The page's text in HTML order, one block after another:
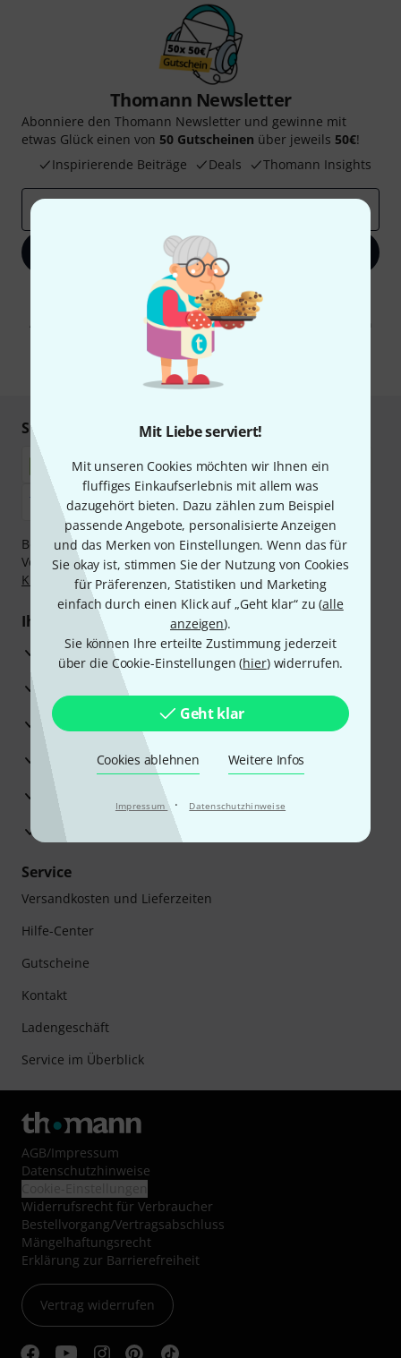
Mit Liebe serviert!
Mit unseren Cookies möchten wir Ihnen ein
fluffiges Einkaufserlebnis mit allem was
dazugehört bieten. Dazu zählen zum Beispiel
passende Angebote, personalisierte Anzeigen
und das Merken von Einstellungen. Wenn das für
Sie okay ist, stimmen Sie der Nutzung von Cookies
für Präferenzen, Statistiken und Marketing
einfach durch einen Klick auf „Geht klar“ zu (alle
anzeigen).
Sie können Ihre erteilte Zustimmung jederzeit
über die Cookie-Einstellungen (hier) widerrufen.
Geht klar
Cookies ablehnen Weitere Infos
Impressum · Datenschutzhinweise
Thomann Newsletter
Abonniere den Thomann Newsletter und gewinne mit
etwas Glück einen von 50 Gutscheinen über jeweils 50€!
Inspirierende Beiträge
Deals Thomann Insights
Jetzt anmelden
Mit Klick auf „Jetzt anmelden“ stimmen Sie dem Erhalt von E-Mail-
Werbung und einer Messung des E-Mail-Nutzungsverhaltens zu. Die
Abmeldung ist jederzeit möglich. Weitere Informationen finden Sie in
Datenschutzhinweisen
* Pflichtfeld
Sicher einkaufen & bezahlen
Bezahlen Sie vertraulich und sicher per Nachnahme,
Vorkasse, PayPal, Amazon Pay,Klarna Sofort bezahlen,
Klarna Ratenzahlungoder Kreditkarte.
Ihre Vorteile
3 Jahre Thomann Garantie
30 Tage Money-Back-Garantie
Reparaturservice
Beratung durch Fachexperten
Zufriedenheitsgarantie
Europas größtes Versandlager
Service
Versandkosten und Lieferzeiten
Hilfe-Center
Gutscheine
Kontakt
Ladengeschäft
Service im Überblick
AGB/Impressum
Datenschutzhinweise
Widerrufsrecht für Verbraucher
Bestellvorgang/Vertragsabschluss
Mängelhaftungsrecht
Erklärung zur Barrierefreiheit
Vertrag widerrufen